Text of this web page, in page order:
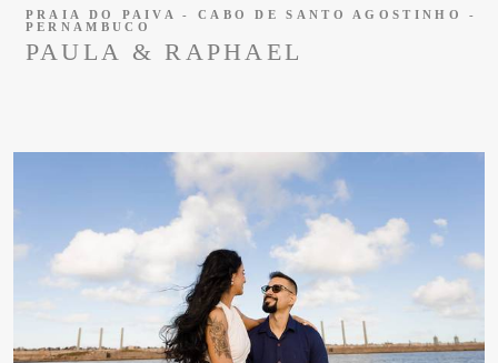
PAULA & RAPHAEL
PRAIA DO PAIVA - CABO DE SANTO AGOSTINHO -
PERNAMBUCO